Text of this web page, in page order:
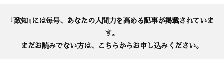
『致知』には毎号、あなたの人間力を高める記事が掲載されていま
す。
まだお読みでない方は、こちらからお申し込みください。